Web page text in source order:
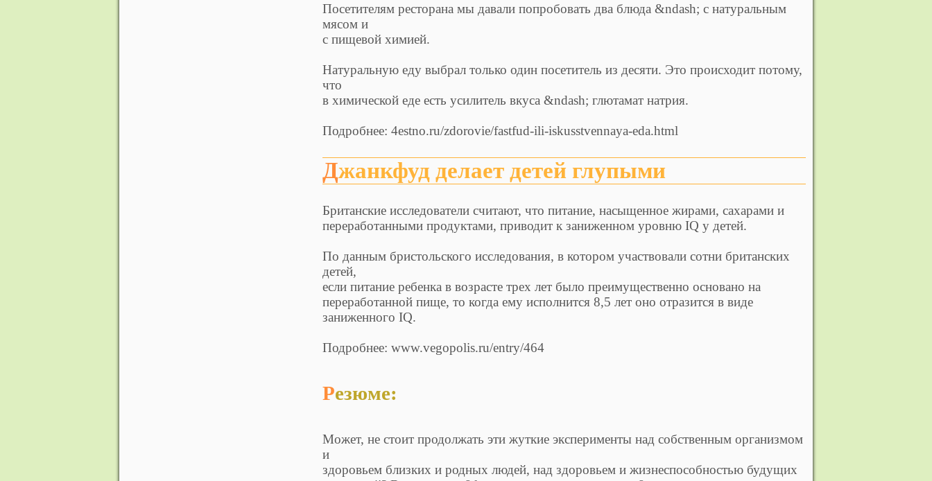
Посетителям ресторана мы давали попробовать два блюда &ndash; с натуральным
мясом и
с пищевой химией.
Натуральную еду выбрал только один посетитель из десяти. Это происходит потому,
что
в химической еде есть усилитель вкуса &ndash; глютамат натрия.
Подробнее: 4estno.ru/zdorovie/fastfud-ili-iskusstvennaya-eda.html
Джанкфуд делает детей глупыми
Британские исследователи считают, что питание, насыщенное жирами, сахарами и
переработанными продуктами, приводит к заниженном уровню IQ у детей.
По данным бристольского исследования, в котором участвовали сотни британских
детей,
если питание ребенка в возрасте трех лет было преимущественно основано на
переработанной пище, то когда ему исполнится 8,5 лет оно отразится в виде
заниженного IQ.
Подробнее: www.vegopolis.ru/entry/464
Резюме:
Может, не стоит продолжать эти жуткие эксперименты над собственным организмом
и
здоровьем близких и родных людей, над здоровьем и жизнеспособностью будущих